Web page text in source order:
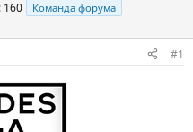
160 Команда форума
#1